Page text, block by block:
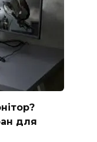
для